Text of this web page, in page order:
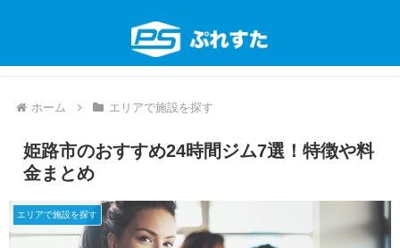
ホーム エリアで施設を探す
姫路市のおすすめ24時間ジム7選！特徴や料
金まとめ
エリアで施設を探す